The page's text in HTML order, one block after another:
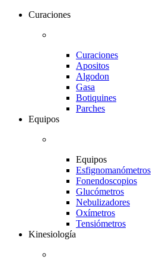
Curaciones
Curaciones
Apositos
Algodon
Gasa
Botiquines
Parches
Equipos
Equipos
Esfignomanómetros
Fonendoscopios
Glucómetros
Nebulizadores
Oxímetros
Tensiómetros
Kinesiología